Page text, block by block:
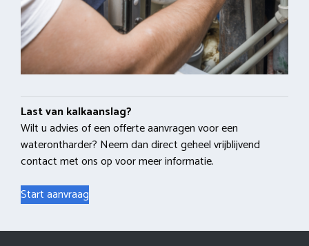
Last van kalkaanslag?
Wilt u advies of een offerte aanvragen voor een
waterontharder? Neem dan direct geheel vrijblijvend
contact met ons op voor meer informatie.
Start aanvraag